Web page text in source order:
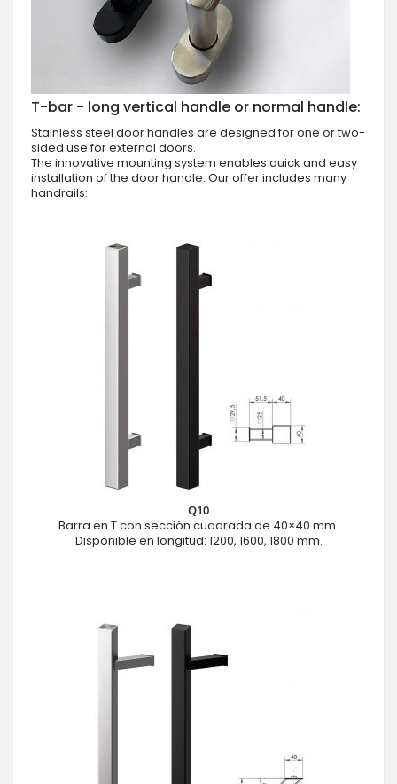
T-bar - long vertical handle or normal handle:
Stainless steel door handles are designed for one or two-
sided use for external doors.
The innovative mounting system enables quick and easy
installation of the door handle. Our offer includes many
handrails:
Q10
Barra en T con sección cuadrada de 40×40 mm.
Disponible en longitud: 1200, 1600, 1800 mm.